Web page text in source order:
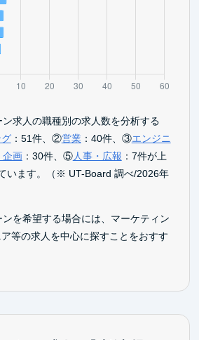
求人の職種別の求人数を分析する
：51件、②営業：40件、③エンジニ
企画：30件、⑤人事・広報 ：7件が上
います。（※ UT-Board 調べ/2026年
を希望する場合には、マーケティン
等の求人を中心に探すことをおすす